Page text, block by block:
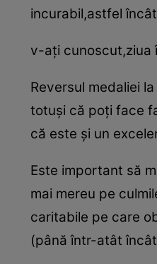
incurabil,astfel
v-aţi cunoscut,ziua
Reversul medaliei
totuşi că poţi face
că este şi un
Este important să
mai mereu pe
caritabile pe care
(până într-atât